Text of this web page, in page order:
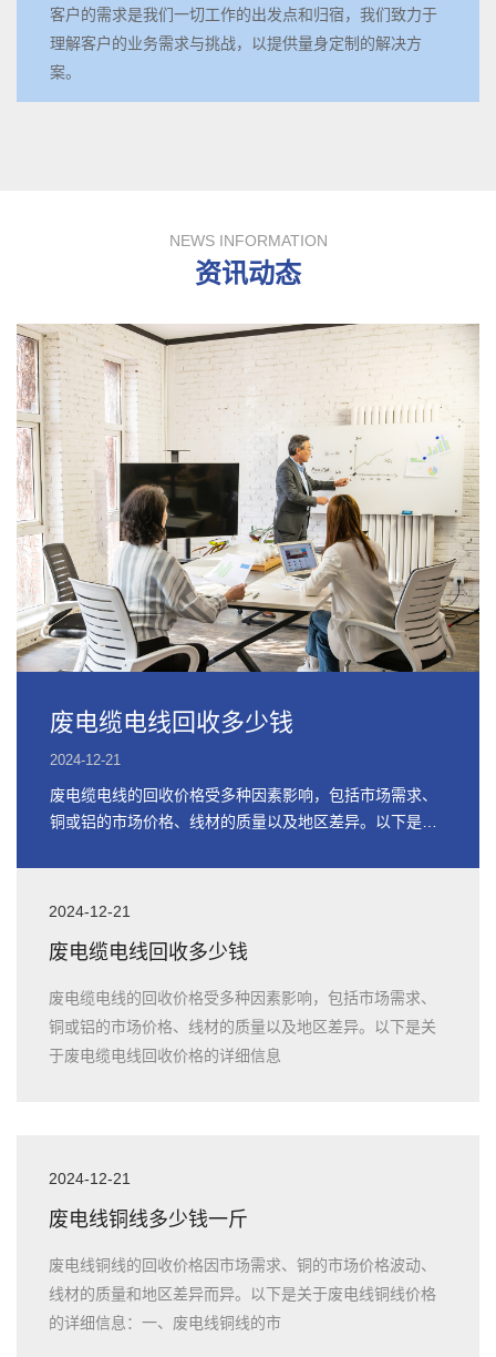
客户的需求是我们一切工作的出发点和归宿，我们致力于
理解客户的业务需求与挑战，以提供量身定制的解决方
案。
NEWS INFORMATION
资讯动态
废电缆电线回收多少钱
2024-12-21
废电缆电线的回收价格受多种因素影响，包括市场需求、
铜或铝的市场价格、线材的质量以及地区差异。以下是关
2024-12-21
废电缆电线回收多少钱
废电缆电线的回收价格受多种因素影响，包括市场需求、
铜或铝的市场价格、线材的质量以及地区差异。以下是关
于废电缆电线回收价格的详细信息
2024-12-21
废电线铜线多少钱一斤
废电线铜线的回收价格因市场需求、铜的市场价格波动、
线材的质量和地区差异而异。以下是关于废电线铜线价格
的详细信息：一、废电线铜线的市